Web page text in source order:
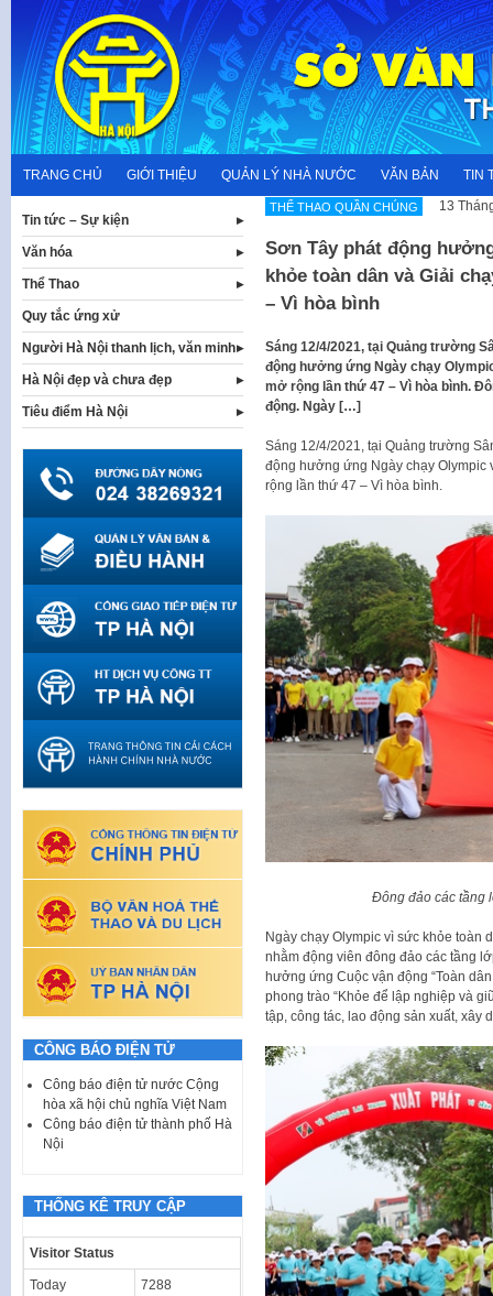
content
TRANG CHỦ GIỚI THIỆU QUẢN LÝ NHÀ NƯỚC VĂN BẢN TIN
THỂ THAO QUẦN CHÚNG 13
Sơn Tây phát động
khỏe toàn dân và Giải
– Vì hòa bình
Sáng 12/4/2021, tại Quảng trường
động hưởng ứng Ngày chạy
mở rộng lần thứ 47 – Vì hòa bình.
động. Ngày […]
Sáng 12/4/2021, tại Quảng trường
động hưởng ứng Ngày chạy Olympic
rộng lần thứ 47 – Vì hòa bình.
Đông đảo các tầng
Ngày chạy Olympic vì sức khỏe toàn
nhằm động viên đông đảo các tầng
hưởng ứng Cuộc vận động “Toàn
phong trào “Khỏe để lập nghiệp và
tập, công tác, lao động sản xuất, xây
Tin tức – Sự kiện
Văn hóa
Thể Thao
Quy tắc ứng xử
Người Hà Nội thanh lịch, văn minh
Hà Nội đẹp và chưa đẹp
Tiêu điểm Hà Nội
CÔNG BÁO ĐIỆN TỬ
Công báo điện tử nước Cộng
hòa xã hội chủ nghĩa Việt Nam
Công báo điện tử thành phố Hà
Nội
THỐNG KÊ TRUY CẬP
Visitor Status
Today 7288